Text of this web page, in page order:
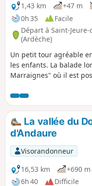
1,43 km
+47 m
0h 35
Facile
Départ à Saint-
(Ardèche)
Un petit tour agréable
les enfants. La balade
Marraignes" où il est
La vallée du
d'Andaure
Visorandonneur
16,53 km
+690 m
6h 40
Difficile